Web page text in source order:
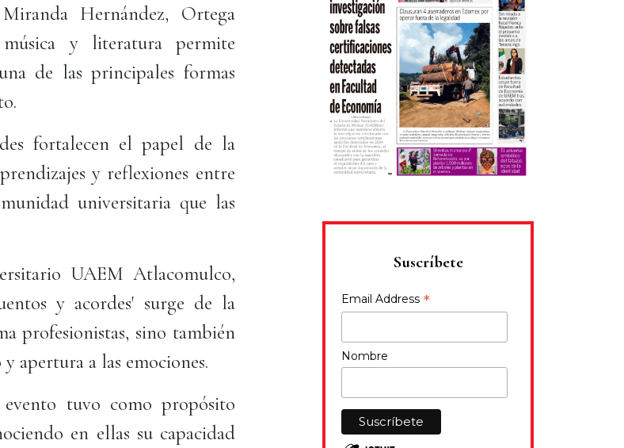
Miranda Hernández, Ortega
y literatura permite
de las principales formas
fortalecen el papel de la
y reflexiones entre
universitaria que las
UAEM Atlacomulco,
y acordes' surge de la
profesionistas, sino también
apertura a las emociones.
tuvo como propósito
en ellas su capacidad
Suscríbete
Email Address *
Nombre